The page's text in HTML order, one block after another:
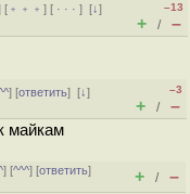
[ ﹢﹢﹢] [ · · ·][↓]
–13
+ / –
] [ответить][↓]
–3
+ / –
майкам
] [^^^] [ответить]
+ / –